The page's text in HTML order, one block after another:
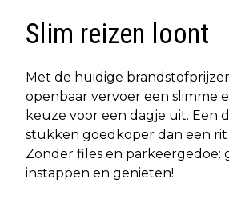
Slim reizen loont
Met de huidige
openbaar vervoer een slimme
keuze voor een dagje uit. Een
stukken goedkoper dan een
Zonder files en parkeergedoe:
instappen en genieten!